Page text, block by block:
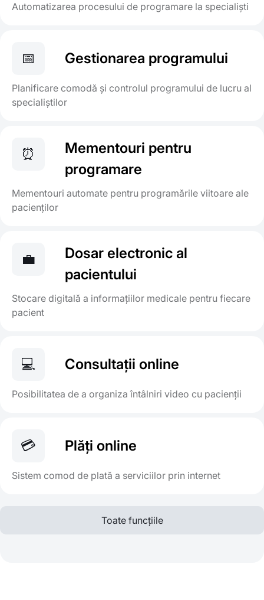
Automatizarea procesului de programare la specialiști
📅 Gestionarea programului
Planificare comodă și controlul programului de lucru al
specialiștilor
⏰
Mementouri pentru
programare
Mementouri automate pentru programările viitoare ale
pacienților
💼
Dosar electronic al
pacientului
Stocare digitală a informațiilor medicale pentru fiecare
pacient
💻 Consultații online
Posibilitatea de a organiza întâlniri video cu pacienții
💳 Plăți online
Sistem comod de plată a serviciilor prin internet
Toate funcțiile